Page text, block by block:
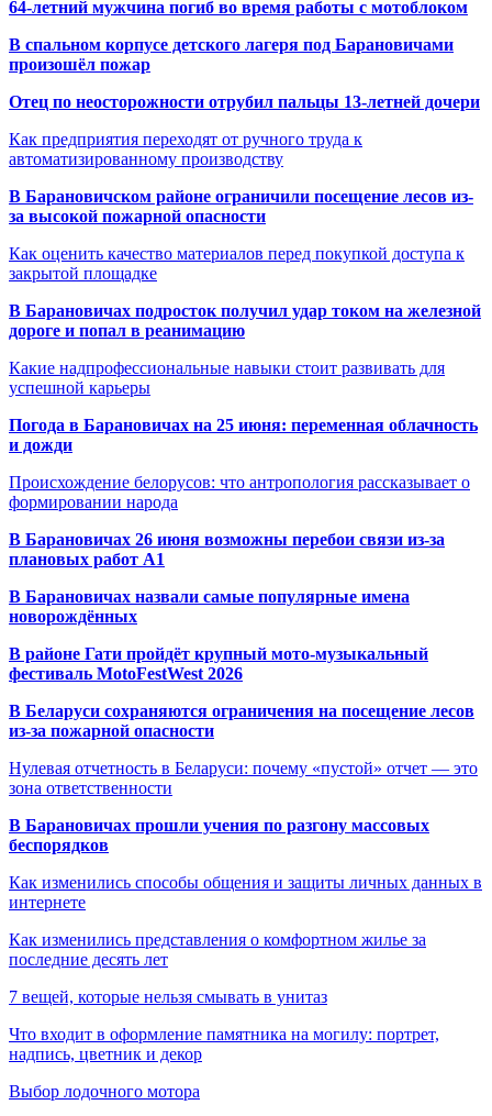
64-летний мужчина погиб во время работы с мотоблоком
В спальном корпусе детского лагеря под Барановичами
произошёл пожар
Отец по неосторожности отрубил пальцы 13-летней дочери
Как предприятия переходят от ручного труда к
автоматизированному производству
В Барановичском районе ограничили посещение лесов из-
за высокой пожарной опасности
Как оценить качество материалов перед покупкой доступа к
закрытой площадке
В Барановичах подросток получил удар током на железной
дороге и попал в реанимацию
Какие надпрофессиональные навыки стоит развивать для
успешной карьеры
Погода в Барановичах на 25 июня: переменная облачность
и дожди
Происхождение белорусов: что антропология рассказывает о
формировании народа
В Барановичах 26 июня возможны перебои связи из-за
плановых работ A1
В Барановичах назвали самые популярные имена
новорождённых
В районе Гати пройдёт крупный мото-музыкальный
фестиваль MotoFestWest 2026
В Беларуси сохраняются ограничения на посещение лесов
из-за пожарной опасности
Нулевая отчетность в Беларуси: почему «пустой» отчет — это
зона ответственности
В Барановичах прошли учения по разгону массовых
беспорядков
Как изменились способы общения и защиты личных данных в
интернете
Как изменились представления о комфортном жилье за
последние десять лет
7 вещей, которые нельзя смывать в унитаз
Что входит в оформление памятника на могилу: портрет,
надпись, цветник и декор
Выбор лодочного мотора